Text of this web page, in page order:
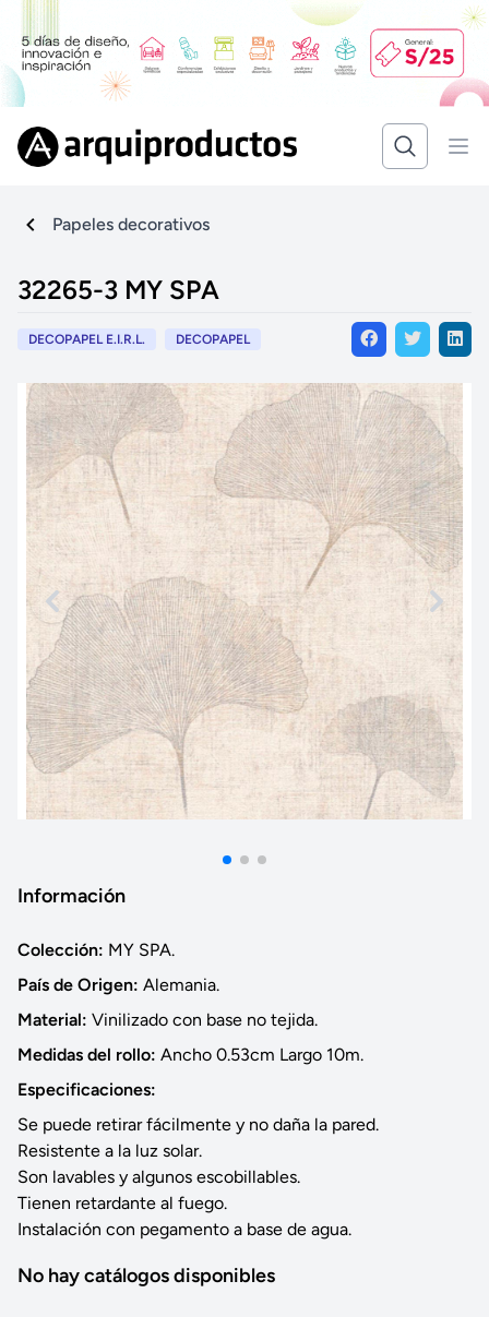
Papeles decorativos
32265-3 MY SPA
DECOPAPEL E.I.R.L. DECOPAPEL
Información
Colección: MY SPA.
País de Origen: Alemania.
Material: Vinilizado con base no tejida.
Medidas del rollo: Ancho 0.53cm Largo 10m.
Especificaciones:
Se puede retirar fácilmente y no daña la pared.
Resistente a la luz solar.
Son lavables y algunos escobillables.
Tienen retardante al fuego.
Instalación con pegamento a base de agua.
No hay catálogos disponibles